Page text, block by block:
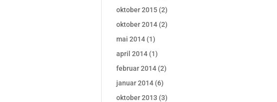
oktober 2015 (2)
oktober 2014 (2)
mai 2014 (1)
april 2014 (1)
februar 2014 (2)
januar 2014 (6)
oktober 2013 (3)